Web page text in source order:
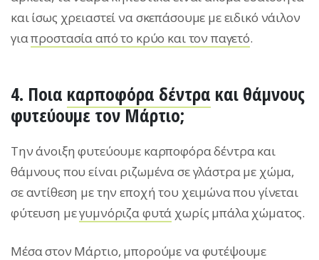
και ίσως χρειαστεί να σκεπάσουμε με ειδικό νάιλον
γιαπροστασία από το κρύο και τον παγετό.
4. Ποια καρποφόρα δέντρα και θάμνους
φυτεύουμε τον Μάρτιο;
Την άνοιξη φυτεύουμε καρποφόρα δέντρα και
θάμνους που είναι ριζωμένα σε γλάστρα με χώμα,
σε αντίθεση με την εποχή του χειμώνα που γίνεται
φύτευση μεγυμνόριζα φυτά χωρίς μπάλα χώματος.
Μέσα στον Μάρτιο, μπορούμε να φυτέψουμε